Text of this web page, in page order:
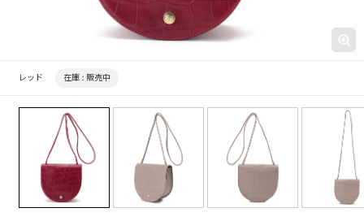
レッド 在庫 : 販売中